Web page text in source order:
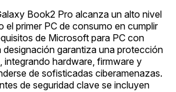
Book2 Pro alcanza un alto nivel
el primer PC de consumo en cumplir
de Microsoft para PC con
designación garantiza una protección
integrando hardware, firmware y
de sofisticadas ciberamenazas.
de seguridad clave se incluyen